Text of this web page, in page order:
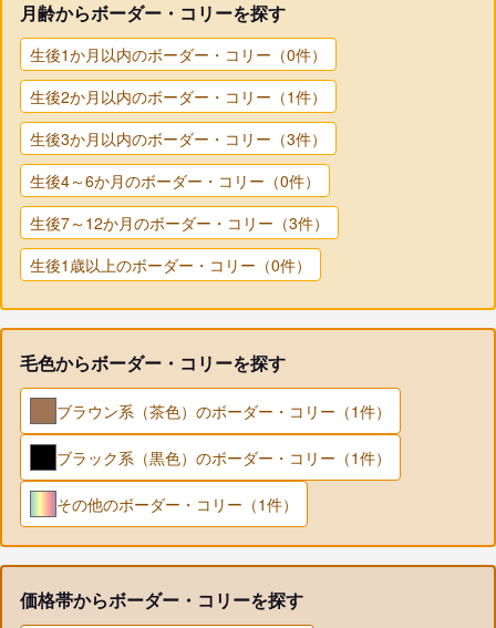
月齢からボーダー・コリーを探す
生後1か月以内のボーダー・コリー（0件）
生後2か月以内のボーダー・コリー（1件）
生後3か月以内のボーダー・コリー（3件）
生後4～6か月のボーダー・コリー（0件）
生後7～12か月のボーダー・コリー（3件）
生後1歳以上のボーダー・コリー（0件）
毛色からボーダー・コリーを探す
ブラウン系（茶色）のボーダー・コリー（1件）
ブラック系（黒色）のボーダー・コリー（1件）
その他のボーダー・コリー（1件）
価格帯からボーダー・コリーを探す